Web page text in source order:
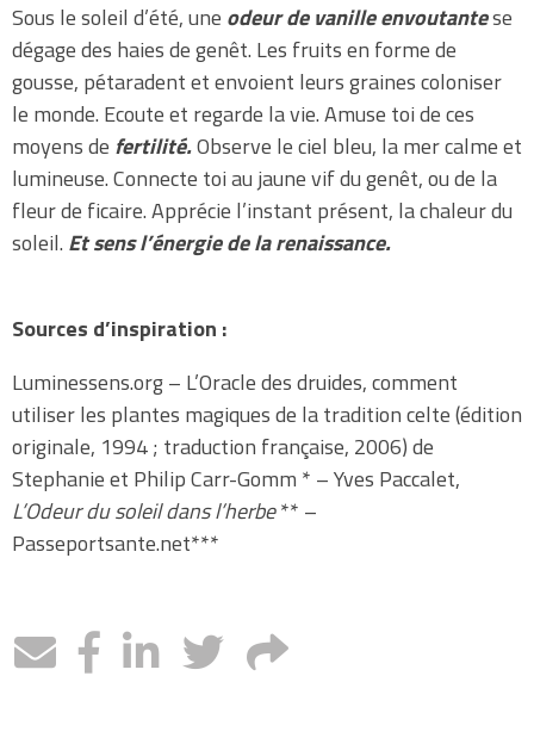
Sous le soleil d’été, une odeur de vanille envoutantese
dégage des haies de genêt. Les fruits en forme de
gousse, pétaradent et envoient leurs graines coloniser
le monde. Ecoute et regarde la vie. Amuse toi de ces
moyens de fertilité.Observe le ciel bleu, la mer calme et
lumineuse. Connecte toi au jaune vif du genêt, ou de la
fleur de ficaire. Apprécie l’instant présent, la chaleur du
soleil. Et sens l’énergie de la renaissance.
Sources d’inspiration :
Luminessens.org – L’Oracle des druides, comment
utiliser les plantes magiques de la tradition celte (édition
originale, 1994 ; traduction française, 2006) de
Stephanie et Philip Carr-Gomm * – Yves Paccalet,
L’Odeur du soleil dans l’herbe** –
Passeportsante.net***